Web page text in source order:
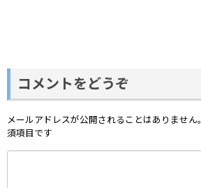
コメントをどうぞ
メールアドレスが公開されることはありません。
須項目です